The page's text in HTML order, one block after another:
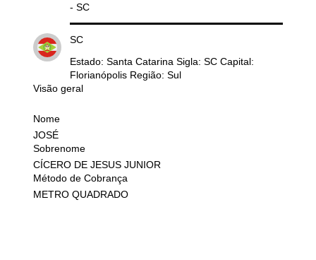
- SC
SC
Estado: Santa Catarina Sigla: SC Capital:
Florianópolis Região: Sul
Visão geral
Nome
JOSÉ
Sobrenome
CÍCERO DE JESUS JUNIOR
Método de Cobrança
METRO QUADRADO